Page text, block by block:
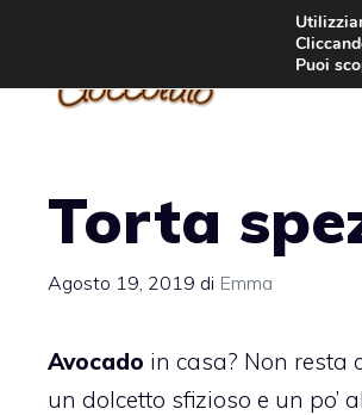
contenuto
Torta
Agosto 19, 2019 di Emma
Avocado in casa? Non resta
un dolcetto sfizioso e un po’
Puoi